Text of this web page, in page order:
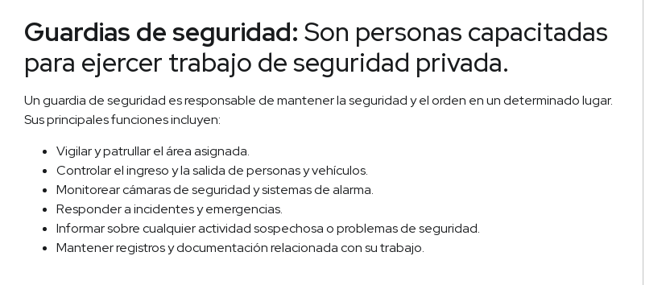
Guardias de seguridad: Son personas capacitadas
para ejercer trabajo de seguridad privada.
Un guardia de seguridad es responsable de mantener la seguridad y el orden en un determinado lugar.
Sus principales funciones incluyen:
Vigilar y patrullar el área asignada.
Controlar el ingreso y la salida de personas y vehículos.
Monitorear cámaras de seguridad y sistemas de alarma.
Responder a incidentes y emergencias.
Informar sobre cualquier actividad sospechosa o problemas de seguridad.
Mantener registros y documentación relacionada con su trabajo.